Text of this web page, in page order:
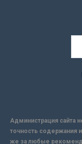
Администрация сайта
точность содержания
же за любые